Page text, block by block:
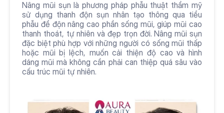
Nâng mũi sụn là phương pháp phẫu thuật thẩm mỹ
sử dụng thanh độn sụn nhân tạo thông qua tiểu
phẫu để độn nâng cao phần sống mũi, giúp mũi cao
thanh thoát, tự nhiên và đẹp trọn đời. Nâng mũi sụn
đặc biệt phù hợp với những người có sống mũi thấp
hoặc mũi bị lệch, muốn cải thiện độ cao và hình
dáng mũi mà không cần phải can thiệp quá sâu vào
cấu trúc mũi tự nhiên.